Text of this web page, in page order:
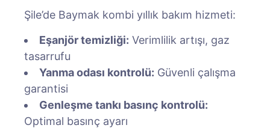
Şile’de Baymak kombi yıllık bakım hizmeti:
Eşanjör temizliği: Verimlilik artışı, gaz
tasarrufu
Yanma odası kontrolü: Güvenli çalışma
garantisi
Genleşme tankı basınç kontrolü:
Optimal basınç ayarı